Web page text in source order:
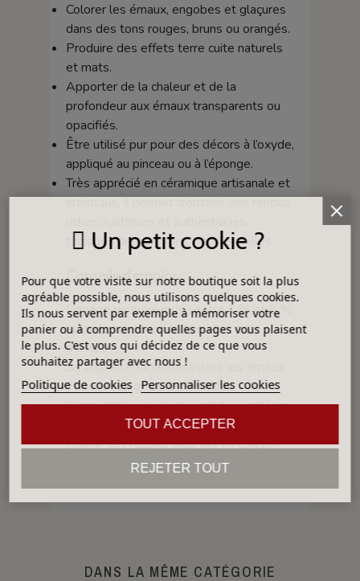
Colorer les émaux, engobes et glaçures
dans des tons rouges, bruns ou orangés.
Produire des effets terre cuite naturels
et mats.
Apporter de la chaleur et de la
profondeur aux émaux transparents ou
opacifiés.
Être utilisé pur pour des décors à l’oxyde,
appliqué au pinceau ou à l’éponge.
Très apprécié en céramique artisanale et
artistique, il permet d’obtenir des rendus
typiques des cuissons traditionnelles.
Conseils d’emploi
Dosage recommandé : entre 1 % et 8 %
selon la teinte souhaitée et le type
d’émail.
Se disperse facilement dans les émaux
et engobes grâce à sa finesse.
Compatible avec la plupart des matières
premières et oxydes colorants.
Donne des rouges plus vifs en cuisson
oxydante et des tons plus sombres en
DANS LA MÊME CATÉGORIE
Un petit cookie ?
Pour que votre visite sur notre boutique soit la plus
agréable possible, nous utilisons quelques cookies.
Ils nous servent par exemple à mémoriser votre
panier ou à comprendre quelles pages vous plaisent
le plus. C'est vous qui décidez de ce que vous
souhaitez partager avec nous !
Politique de cookies Personnaliser les cookies
REJETER TOUT
TOUT ACCEPTER